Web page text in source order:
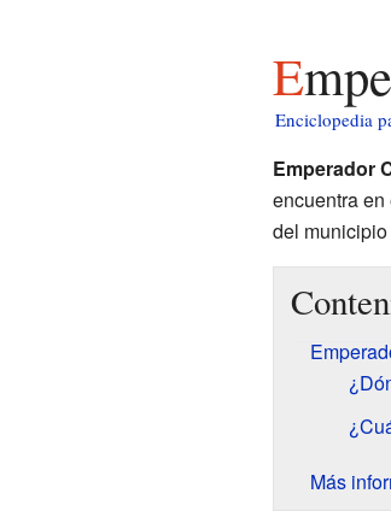
Enciclopedia
Emperador
encuentra
del
Más